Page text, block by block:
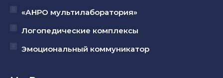
«АНРО мультилаборатория»
Логопедические комплексы
Эмоциональный коммуникатор